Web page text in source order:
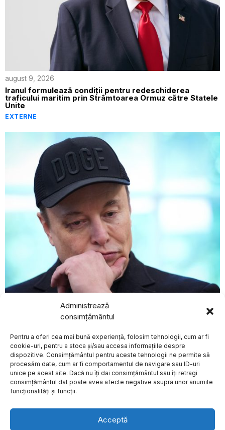
Administrează
consimțământul
Pentru a oferi cea mai bună experiență, folosim tehnologii, cum ar fi
cookie-uri, pentru a stoca și/sau accesa informațiile despre
dispozitive. Consimțământul pentru aceste tehnologii ne permite să
procesăm date, cum ar fi comportamentul de navigare sau ID-uri
unice pe acest site. Dacă nu îți dai consimțământul sau îți retragi
consimțământul dat poate avea afecte negative asupra unor anumite
funcționalități și funcții.
Acceptă
august 9, 2026
Iranul formulează condiții pentru redeschiderea
traficului maritim prin Strâmtoarea Ormuz către Statele
Unite
EXTERNE
Elon Musk nu permite utilizarea rețelei Starlink pentru
EXTERNE
Despre Politica de Confidențialitate Termeni și Conditii
Contact
Cookies
BREAKING NEWS
Creștere a numărului
de adolescenți care
fug de acasă,
conform datelor
oficiale
Numărul adolescenților
înregistrat o creștere
Coaliția de guvernare